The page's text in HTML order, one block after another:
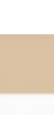
de cookies